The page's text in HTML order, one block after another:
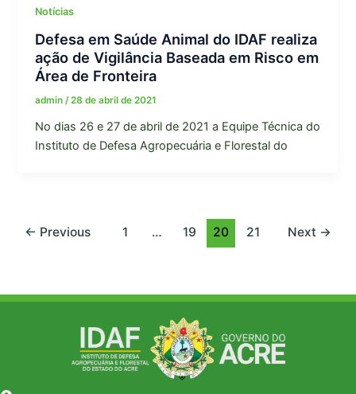
Notícias
Defesa em Saúde Animal do IDAF realiza
ação de Vigilância Baseada em Risco em
Área de Fronteira
admin/28 de abril de 2021
No dias 26 e 27 de abril de 2021 a Equipe Técnica do
Instituto de Defesa Agropecuária e Florestal do
← Previous 1 … 19 20 21 Next →